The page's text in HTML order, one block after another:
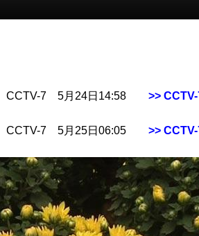
CCTV-7 5月24日14:58 >>
CCTV-7 5月25日06:05 >>